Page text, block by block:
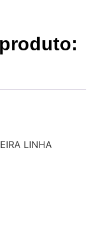
LINHA